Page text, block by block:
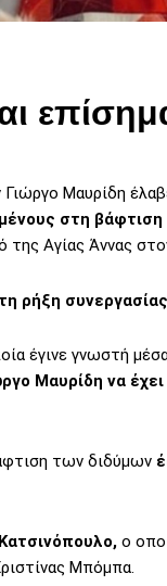
Μαυρίδη
στη
της Αγίας Άννας
ρήξη
έγινε γνωστή
Μαυρίδη να έχει
των διδύμων
ο
Μπόμπα.